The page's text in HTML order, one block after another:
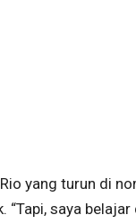
yang turun di
“Tapi, saya